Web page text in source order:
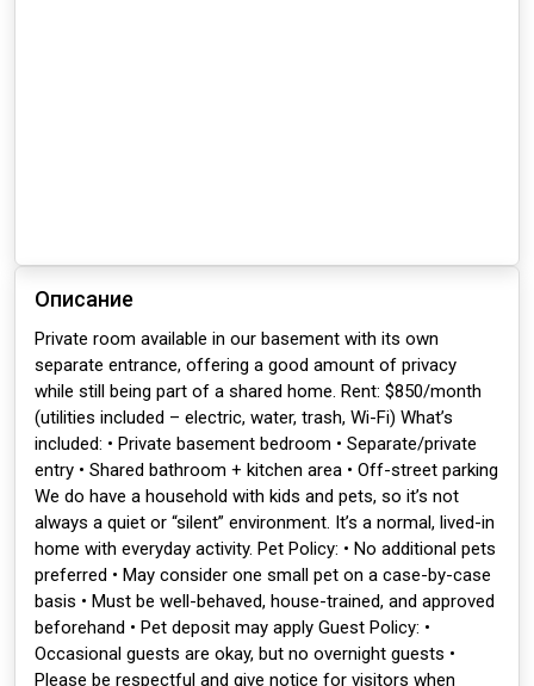
Описание
Private room available in our basement with its own
separate entrance, offering a good amount of privacy
while still being part of a shared home. Rent: $850/month
(utilities included – electric, water, trash, Wi-Fi) What’s
included: • Private basement bedroom • Separate/private
entry • Shared bathroom + kitchen area • Off-street parking
We do have a household with kids and pets, so it’s not
always a quiet or “silent” environment. It’s a normal, lived-in
home with everyday activity. Pet Policy: • No additional pets
preferred • May consider one small pet on a case-by-case
basis • Must be well-behaved, house-trained, and approved
beforehand • Pet deposit may apply Guest Policy: •
Occasional guests are okay, but no overnight guests •
Please be respectful and give notice for visitors when